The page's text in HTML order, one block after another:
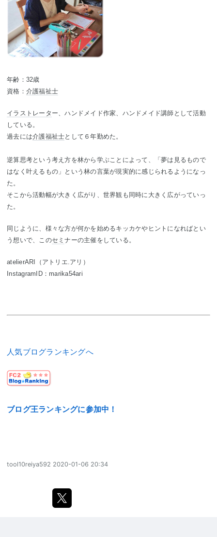
年齢：32歳
資格： 介護福祉士
イラストレータ ー、ハンドメイド作家、ハンドメイド講師として活動
している。
過去には介護福祉士として６年勤めた。
逆算思考という考え方を林から学ぶことによって、「夢は見るもので
はなく叶えるもの」という林の言葉が現実的に感じられるようになっ
た。
そこから活動幅が大きく広がり、世界観も同時に大きく広がっていっ
た。
同じように、様々な方が何かを始めるキッカケやヒントになればとい
う想いで、このセミナーの主催をしている。
atelierARI（アトリエ.アリ）
InstagramID：marika54ari
人気ブログランキングへ
ブログ王ランキングに参加中！
tool10reiya592 2020-01-06 20:34